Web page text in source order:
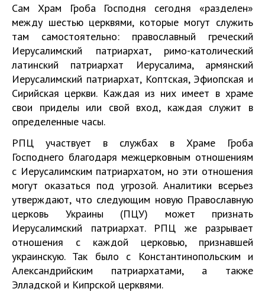
Сам Храм Гроба Господня сегодня «разделен»
между шестью церквями, которые могут служить
там самостоятельно: православный греческий
Иерусалимский патриархат, римо-католический
латинский патриархат Иерусалима, армянский
Иерусалимский патриархат, Коптская, Эфиопская и
Сирийская церкви. Каждая из них имеет в храме
свои приделы или свой вход, каждая служит в
определенные часы.
РПЦ участвует в службах в Храме Гроба
Господнего благодаря межцерковным отношениям
с Иерусалимским патриархатом, но эти отношения
могут оказаться под угрозой. Аналитики всерьез
утверждают, что следующим новую Православную
церковь Украины (ПЦУ) может признать
Иерусалимский патриархат. РПЦ же разрывает
отношения с каждой церковью, признавшей
украинскую. Так было с Константинопольским и
Александрийским патриархатами, а также
Элладской и Кипрской церквями.